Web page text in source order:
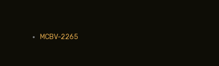
MCBV-2265